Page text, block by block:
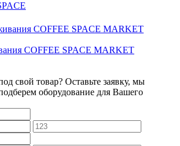
COFFEE SPACE MARKET
свой товар? Оставьте заявку, мы
оборудование для Вашего